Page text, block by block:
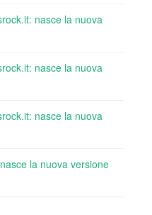
nasce la nuova
nasce la nuova
nasce la nuova
la nuova versione